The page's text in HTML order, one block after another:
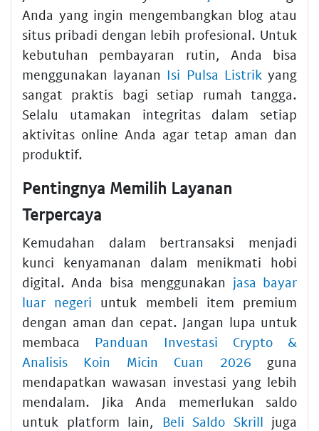
Anda yang ingin mengembangkan blog atau
situs pribadi dengan lebih profesional. Untuk
kebutuhan pembayaran rutin, Anda bisa
menggunakan layanan Isi Pulsa Listrikyang
sangat praktis bagi setiap rumah tangga.
Selalu utamakan integritas dalam setiap
aktivitas online Anda agar tetap aman dan
produktif.
Pentingnya Memilih Layanan
Terpercaya
Kemudahan dalam bertransaksi menjadi
kunci kenyamanan dalam menikmati hobi
digital. Anda bisa menggunakan jasa bayar
luar negeri untuk membeli item premium
dengan aman dan cepat. Jangan lupa untuk
membaca Panduan Investasi Crypto &
Analisis Koin Micin Cuan 2026 guna
mendapatkan wawasan investasi yang lebih
mendalam. Jika Anda memerlukan saldo
untuk platform lain, Beli Saldo Skrill juga